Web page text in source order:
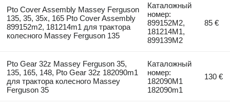
Pto Cover Assembly Massey Ferguson
135, 35, 35x, 165 Pto Cover Assembly
899152m2, 181214m1 для трактора
колесного Massey Ferguson 135
Каталожный
номер:
899152M2,
181214M1,
899139M2
85 €
Pto Gear 32z Massey Ferguson 35,
135, 165, 148, Pto Gear 32z 182090m1
для трактора колесного Massey
Ferguson 35
Каталожный
номер:
182090M1
182090m1
130 €